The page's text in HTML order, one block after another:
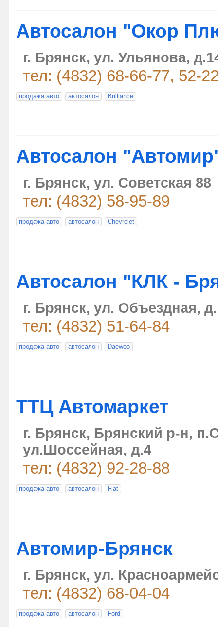
Автосалон "Окор
г. Брянск, ул. Ульянова,
тел: (4832) 68-66-77, 52-
продажа авто автосалон Brilliance
Автосалон
г. Брянск, ул. Советская 88
тел: (4832) 58-95-89
продажа авто автосалон Chevrolet
Автосалон "КЛК -
г. Брянск, ул. Объездная,
тел: (4832) 51-64-84
продажа авто автосалон Daewoo
ТТЦ Автомаркет
г. Брянск, Брянский р-н,
ул.Шоссейная, д.4
тел: (4832) 92-28-88
продажа авто автосалон Fiat
Автомир-Брянск
г. Брянск, ул.
тел: (4832) 68-04-04
продажа авто автосалон Ford